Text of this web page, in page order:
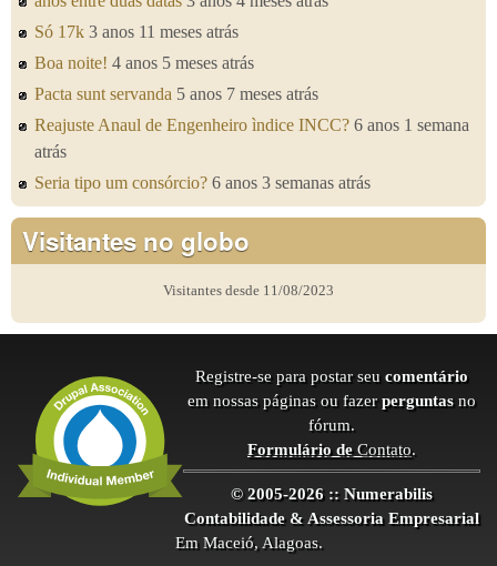
Só 17k 3 anos 11 meses atrás
Boa noite! 4 anos 5 meses atrás
Pacta sunt servanda 5 anos 7 meses atrás
Reajuste Anaul de Engenheiro ìndice INCC? 6 anos 1 semana
atrás
Seria tipo um consórcio? 6 anos 3 semanas atrás
Visitantes no globo
Visitantes desde 11/08/2023
Registre-se para postar seu comentário
em nossas páginas ou fazer perguntas no
fórum.
Formulário deContato.
© 2005-2026 :: Numerabilis
Contabilidade & Assessoria Empresarial
Em Maceió, Alagoas.